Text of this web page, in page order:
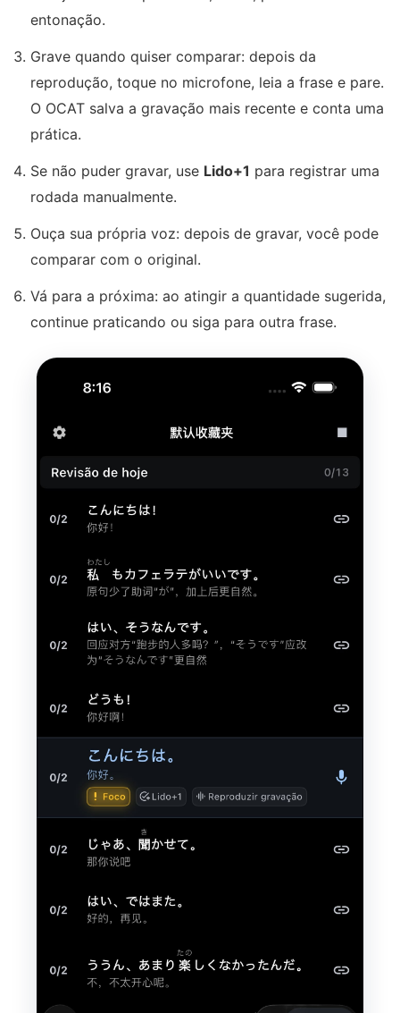
entonação.
Grave quando quiser comparar: depois da
reprodução, toque no microfone, leia a frase e pare.
O OCAT salva a gravação mais recente e conta uma
prática.
Se não puder gravar, use Lido+1 para registrar uma
rodada manualmente.
Ouça sua própria voz: depois de gravar, você pode
comparar com o original.
Vá para a próxima: ao atingir a quantidade sugerida,
continue praticando ou siga para outra frase.